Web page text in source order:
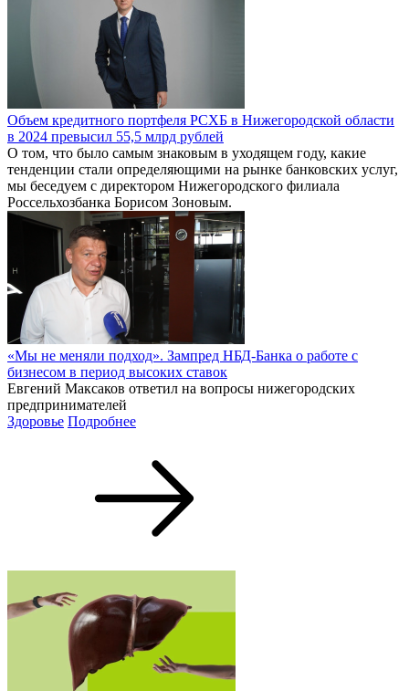
Объем кредитного портфеля РСХБ в Нижегородской области
в 2024 превысил 55,5 млрд рублей
О том, что было самым знаковым в уходящем году, какие
тенденции стали определяющими на рынке банковских услуг,
мы беседуем с директором Нижегородского филиала
Россельхозбанка Борисом Зоновым.
«Мы не меняли подход». Зампред НБД-Банка о работе с
бизнесом в период высоких ставок
Евгений Максаков ответил на вопросы нижегородских
предпринимателей
Здоровье Подробнее